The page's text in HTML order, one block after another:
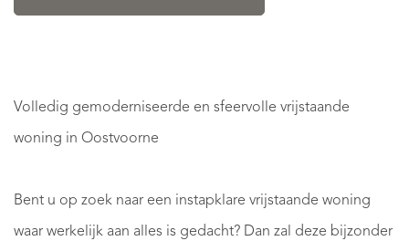
Volledig gemoderniseerde en sfeervolle vrijstaande
woning in Oostvoorne
Bent u op zoek naar een instapklare vrijstaande woning
waar werkelijk aan alles is gedacht? Dan zal deze bijzonder